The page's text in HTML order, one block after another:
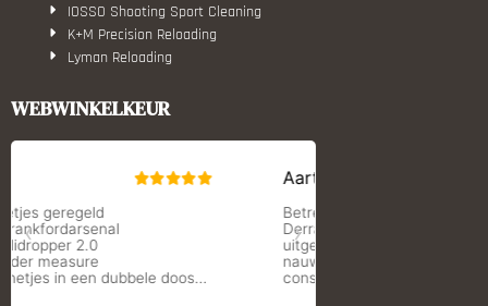
IOSSO Shooting Sport Cleaning
K+M Precision Reloading
Lyman Reloading
Monstrum Tactical
S.T. Dupont
Shooters Global
Shooting Technology - Reloading
SleipnerX Bipods
SuperTrickler
WEBWINKELKEUR